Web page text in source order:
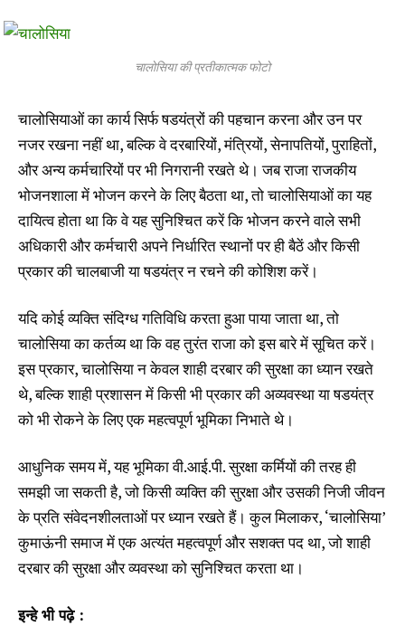
चालोसिया की प्रतीकात्मक फोटो
चालोसियाओं का कार्य सिर्फ षडयंत्रों की पहचान करना और उन पर
नजर रखना नहीं था, बल्कि वे दरबारियों, मंत्रियों, सेनापतियों, पुराहितों,
और अन्य कर्मचारियों पर भी निगरानी रखते थे। जब राजा राजकीय
भोजनशाला में भोजन करने के लिए बैठता था, तो चालोसियाओं का यह
दायित्व होता था कि वे यह सुनिश्चित करें कि भोजन करने वाले सभी
अधिकारी और कर्मचारी अपने निर्धारित स्थानों पर ही बैठें और किसी
प्रकार की चालबाजी या षडयंत्र न रचने की कोशिश करें।
यदि कोई व्यक्ति संदिग्ध गतिविधि करता हुआ पाया जाता था, तो
चालोसिया का कर्तव्य था कि वह तुरंत राजा को इस बारे में सूचित करें।
इस प्रकार, चालोसिया न केवल शाही दरबार की सुरक्षा का ध्यान रखते
थे, बल्कि शाही प्रशासन में किसी भी प्रकार की अव्यवस्था या षडयंत्र
को भी रोकने के लिए एक महत्वपूर्ण भूमिका निभाते थे।
आधुनिक समय में, यह भूमिका वी.आई.पी. सुरक्षा कर्मियों की तरह ही
समझी जा सकती है, जो किसी व्यक्ति की सुरक्षा और उसकी निजी जीवन
के प्रति संवेदनशीलताओं पर ध्यान रखते हैं। कुल मिलाकर, ‘चालोसिया’
कुमाऊंनी समाज में एक अत्यंत महत्वपूर्ण और सशक्त पद था, जो शाही
दरबार की सुरक्षा और व्यवस्था को सुनिश्चित करता था।
इन्हे भी पढ़े :